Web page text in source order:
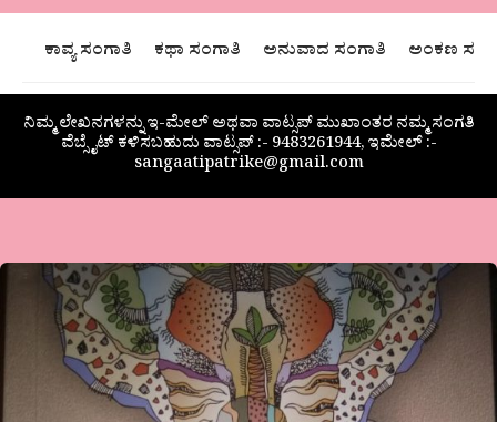
ಕಾವ್ಯ ಸಂಗಾತಿ ಕಥಾ ಸಂಗಾತಿ ಅನುವಾದ ಸಂಗಾತಿ ಅಂಕಣ
ನಿಮ್ಮ ಲೇಖನಗಳನ್ನು ಇ-ಮೇಲ್ ಅಥವಾ ವಾಟ್ಸಪ್ ಮುಖಾಂತರ ನಮ್ಮ ಸಂಗತಿ
ವೆಬ್ಸೈಟ್ ಕಳಿಸಬಹುದು ವಾಟ್ಸಪ್‌ :- 9483261944, ಇಮೇಲ್ :-
sangaatipatrike@gmail.com
ಬಂಟಹಳ್ಳಿ
ಸರ್ವೇಶ್
ಅವರಕೃತಿ-‘ನೆಲದ
ನಂಬಿಕೆ’ಒಂದು
ಅವಲೋಕನ-